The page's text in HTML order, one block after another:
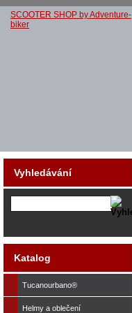
SCOOTER SHOP by Adventure-
biker
Vyhledávání
Katalog
Tucanourbano®
Helmy a oblečení